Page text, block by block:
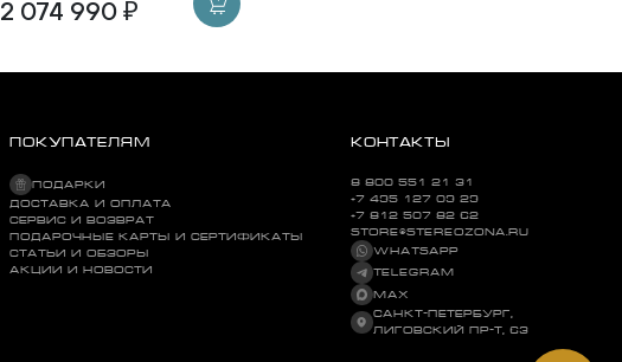
2 074 990 ₽
ПОКУПАТЕЛЯМ
ПОДАРКИ
ДОСТАВКА И ОПЛАТА
СЕРВИС И ВОЗВРАТ
ПОДАРОЧНЫЕ КАРТЫ И СЕРТИФИКАТЫ
СТАТЬИ И ОБЗОРЫ
АКЦИИ И НОВОСТИ
КОНТАКТЫ
8 800 551 21 31
+7 495 127 09 29
+7 812 507 82 62
STORE@STEREOZONA.RU
WHATSAPP
TELEGRAM
MAX
САНКТ-ПЕТЕРБУРГ,
ЛИГОВСКИЙ ПР-Т, 63